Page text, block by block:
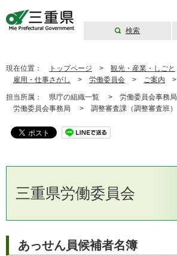
検索
現在位置： トップページ > 観光・産業・しごと
雇用・仕事さがし
> 労働委員会 > ご案内 >
担当所属： 県庁の組織一覧 > 労働委員会事務
労働委員会事務局 > 調整審査課（調整審査班
三重県労働委員会
あっせん員候補者名簿